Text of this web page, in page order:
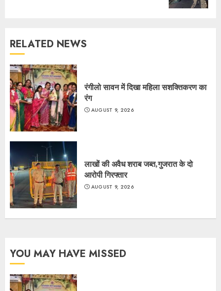
RELATED NEWS
रंगीलो सावन में दिखा महिला सशक्तिकरण का
रंग
AUGUST 9, 2026
लाखों की अवैध शराब जब्त,गुजरात के दो
आरोपी गिरफ्तार
AUGUST 9, 2026
YOU MAY HAVE MISSED